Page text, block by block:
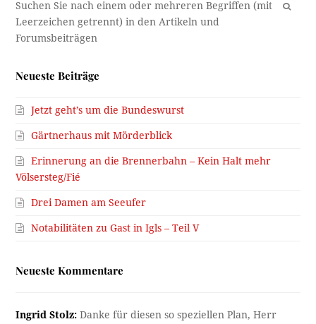
OK
Neueste Beiträge
Jetzt geht’s um die Bundeswurst
Gärtnerhaus mit Mörderblick
Erinnerung an die Brennerbahn – Kein Halt mehr
Völsersteg/Fié
Drei Damen am Seeufer
Notabilitäten zu Gast in Igls – Teil V
Neueste Kommentare
Ingrid Stolz: Danke für diesen so speziellen Plan, Herr